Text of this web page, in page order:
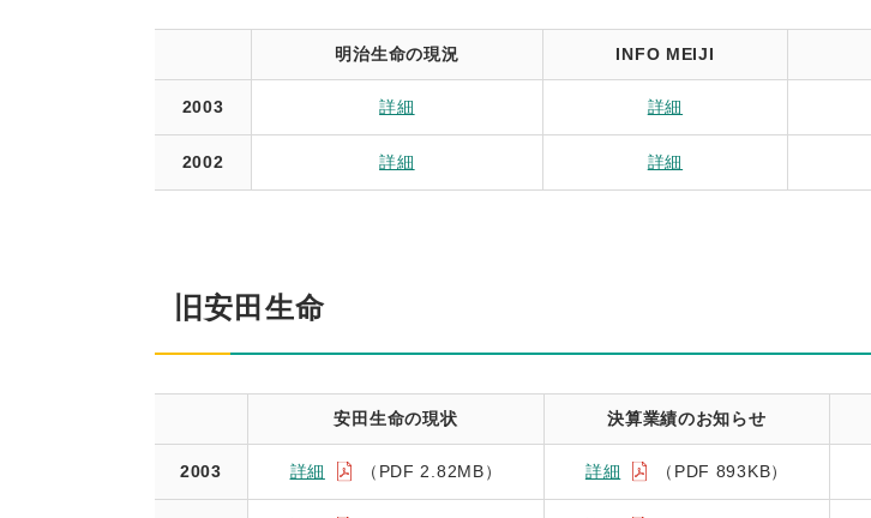
明治生命の現況 INFO MEIJI
2003 詳細 詳細
2002 詳細 詳細
旧安田生命
安田生命の現状 決算業績のお知らせ
2003 詳細 （PDF 2.82MB） 詳細 （PDF 893KB）